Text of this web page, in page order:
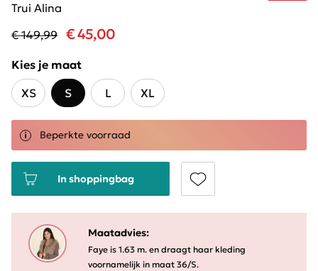
Trui Alina
€ 149,99 € 45,00
Kies je maat
XS
S L XL
Beperkte voorraad
In shoppingbag
Maatadvies:
Faye is 1.63 m. en draagt haar kleding
voornamelijk in maat 36/S.